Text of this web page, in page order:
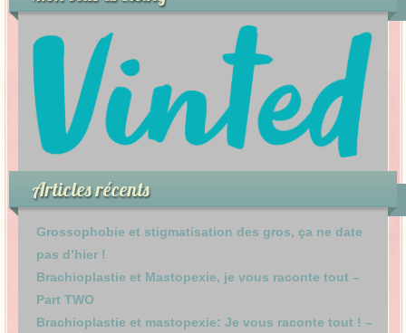
Articles récents
Grossophobie et stigmatisation des gros, ça ne date
pas d’hier !
Brachioplastie et Mastopexie, je vous raconte tout –
Part TWO
Brachioplastie et mastopexie: Je vous raconte tout ! –